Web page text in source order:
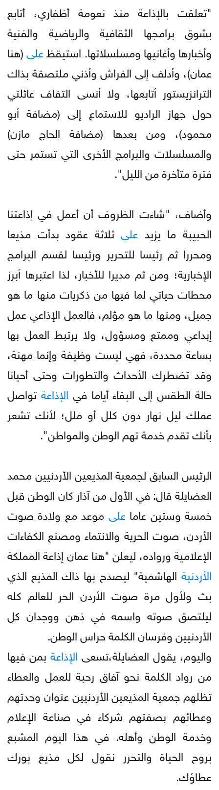
"تعلقت بالإذاعة منذ نعومة أظفاري، أتابع
بشوق برامجها الثقافية والرياضية والفنية
وأخبارها وأغانيها ومسلسلاتها. استيقظعلى(هنا
عمان)، وأدلف إلى الفراش وأذني ملتصقة بذاك
الترانزيستور أتابعها، ولا أنسى التفاف عائلتي
حول جهاز الراديو للاستماع إلى (مضافة أبو
محمود)، ومن بعدها (مضافة الحاج مازن)
والمسلسلات والبرامج الأخرى التي تستمر حتى
فترة متأخرة من الليل".
وأضاف، "شاءت الظروف أن أعمل في إذاعتنا
الحبيبة ما يزيد علىثلاثة عقود بدأت مذيعا
ومحررا ثم رئيسا للتحرير ورئيسا لقسم البرامج
الإخبارية؛ ومن ثم مديرا للأخبار، لذا اعتبرها أبرز
محطات حياتي لما فيها من ذكريات منها ما هو
جميل، ومنها ما هو مؤلم، فالعمل الإذاعي عمل
إبداعي وممتع ومسؤول، ولا يرتبط العمل بها
بساعة محددة، فهي ليست وظيفة وإنما مهنة،
وقد تضطرك الأحداث والتطورات وحتى أحيانا
حالة الطقس إلى البقاء أياما في الإذاعة تواصل
عملك ليل نهار دون كلل أو ملل؛ لأنك تشعر
بأنك تقدم خدمة تهم الوطن والمواطن".
الرئيس السابق لجمعية المذيعين الأردنيين محمد
العضايلة قال: في الأول من آذار كان الوطن قبل
خمسة وستين عاماعلى موعد مع ولادة صوت
الأردن، صوت الحرية والانتماء ومصنع الكفاءات
الإعلامية ورواده، ليعلن "هنا عمان إذاعة المملكة
الأردنية الهاشمية" ليصدح بها ذاك المذيع الذي
بث ولأول مرة صوت الأردن الحر للعالم كله
ليلتصق صوته واسمه في ذهن ووجدان كل
الأردنيين وفرسان الكلمة حراس الوطن.
واليوم، يقول العضايلة،تسعى الإذاعة بمن فيها
من رواد الكلمة نحو آفاق رحبة للعمل والعطاء
تظلهم جمعية المذيعين الأردنيين عنوان وحدتهم
وعطائهم بصفتهم شركاء في صناعة الإعلام
وخدمة الوطن وأهله. في هذا اليوم المشبع
بروح الحياة والتحرر نقول لكل مذيع بورك
عطاؤك.